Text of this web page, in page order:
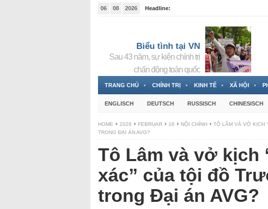
06 08 2026
Headline:
Biểu tình tại VN
Sau 43 năm, sự kiện chính trị
chấn động toàn quốc
TRANG CHỦ CHÍNH TRỊ KINH TẾ XÃ HỘI
ENGLISCH DEUTSCH RUSSISCH CHINESISCH
HOME 2026 FEBRUAR 16 NỘI CHÍNH
TÔ LÂM VÀ VỞ KỊCH
TRONG ĐẠI ÁN AVG?
Tô Lâm và vở kịch
xác” của tội đồ
trong Đại án AVG?